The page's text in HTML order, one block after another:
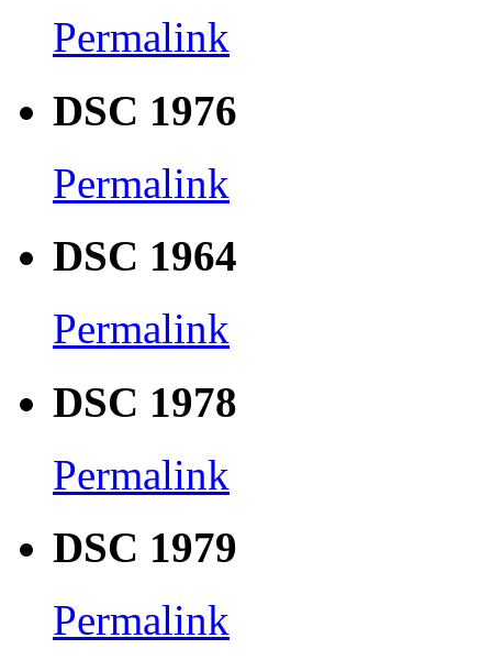
Permalink
DSC 1976
Permalink
DSC 1964
Permalink
DSC 1978
Permalink
DSC 1979
Permalink